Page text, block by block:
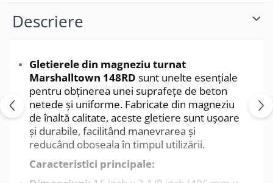
Descriere
Gletierele din magneziu turnat
Marshalltown 148RD sunt unelte esențiale
pentru obținerea unei suprafețe de beton
netede și uniforme. Fabricate din magneziu
de înaltă calitate, aceste gletiere sunt ușoare
și durabile, facilitând manevrarea și
reducând oboseala în timpul utilizării.
Caracteristici principale: